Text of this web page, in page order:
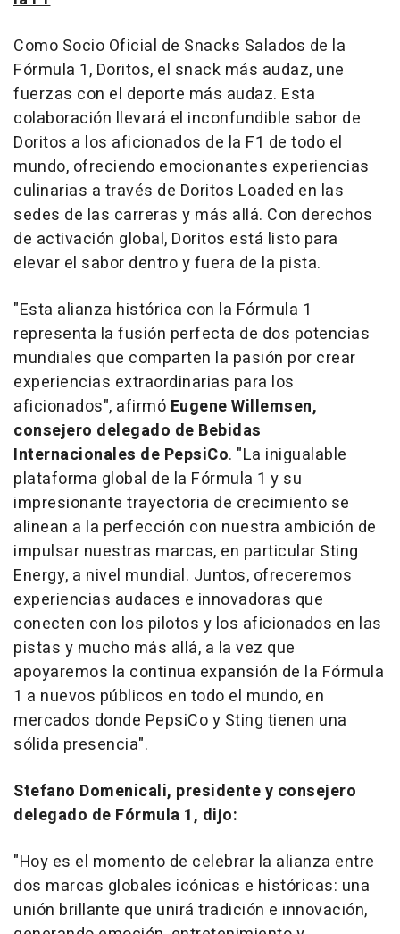
Como Socio Oficial de Snacks Salados de la
Fórmula 1, Doritos, el snack más audaz, une
fuerzas con el deporte más audaz. Esta
colaboración llevará el inconfundible sabor de
Doritos a los aficionados de la F1 de todo el
mundo, ofreciendo emocionantes experiencias
culinarias a través de Doritos Loaded en las
sedes de las carreras y más allá. Con derechos
de activación global, Doritos está listo para
elevar el sabor dentro y fuera de la pista.
"Esta alianza histórica con la Fórmula 1
representa la fusión perfecta de dos potencias
mundiales que comparten la pasión por crear
experiencias extraordinarias para los
aficionados", afirmó Eugene Willemsen,
consejero delegado de Bebidas
Internacionales de PepsiCo. "La inigualable
plataforma global de la Fórmula 1 y su
impresionante trayectoria de crecimiento se
alinean a la perfección con nuestra ambición de
impulsar nuestras marcas, en particular Sting
Energy, a nivel mundial. Juntos, ofreceremos
experiencias audaces e innovadoras que
conecten con los pilotos y los aficionados en las
pistas y mucho más allá, a la vez que
apoyaremos la continua expansión de la Fórmula
1 a nuevos públicos en todo el mundo, en
mercados donde PepsiCo y Sting tienen una
sólida presencia".
Stefano Domenicali, presidente y consejero
delegado de Fórmula 1, dijo:
"Hoy es el momento de celebrar la alianza entre
dos marcas globales icónicas e históricas: una
unión brillante que unirá tradición e innovación,